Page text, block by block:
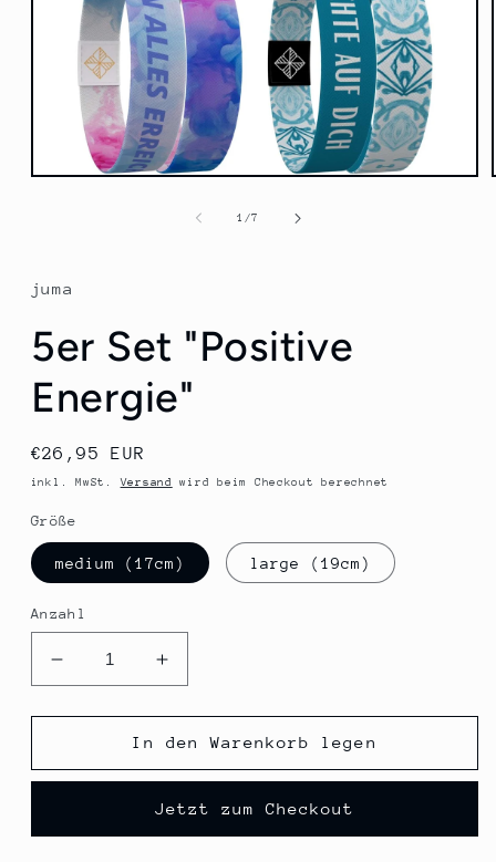
1 /von
7
juma
5er Set "Positive
Energie"
Normaler
Preis
€26,95 EUR
inkl. MwSt.Versand wird beim Checkout berechnet
Größe
medium (17cm) large (19cm)
Anzahl
Verringere
die
Menge
5er
&quot;Positive
Energie&quot;
Erhöhe
die
Menge
für
5er
&quot;Positive
Energie&quot;
In den Warenkorb legen
Jetzt zum Checkout